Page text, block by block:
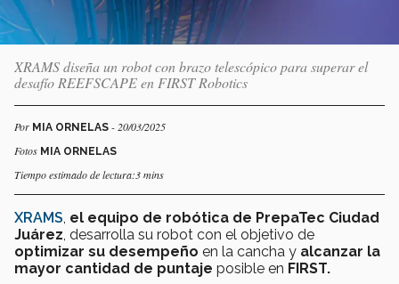
XRAMS diseña un robot con brazo telescópico para superar el
desafío REEFSCAPE en FIRST Robotics
Por MIA ORNELAS - 20/03/2025
Fotos MIA ORNELAS
Tiempo estimado de lectura:3 mins
XRAMS el equipo de robótica de PrepaTec Ciudad
Juárez , desarrolla su robot con el objetivo de
optimizar su desempeño en la cancha y alcanzar la
mayor cantidad de puntaje posible en FIRST.